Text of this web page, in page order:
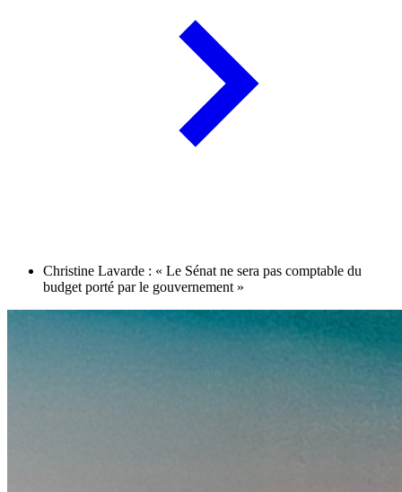
Christine Lavarde : « Le Sénat ne sera pas comptable du
budget porté par le gouvernement »